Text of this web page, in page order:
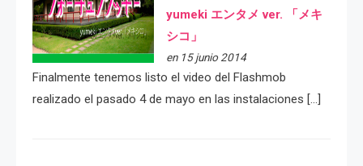
yumeki エンタメ ver. 「メキ
シコ」
en 15 junio 2014
Finalmente tenemos listo el video del Flashmob
realizado el pasado 4 de mayo en las instalaciones […]